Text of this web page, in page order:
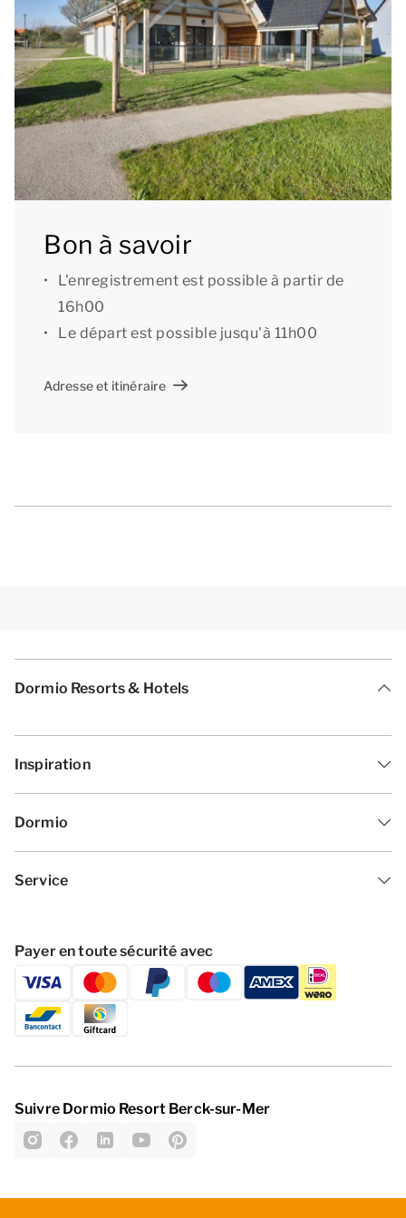
[i]La configuration de l’hébergement peut varier. Les
plans et illustrations donnent un bon aperçu mais ne
sont fournis qu’à titre indicatif.[/i]
Bon à savoir
L'enregistrement est possible à partir de
16h00
Le départ est possible jusqu'à 11h00
Adresse et itinéraire
Dormio Resorts & Hotels
Inspiration
Dormio
Service
Payer en toute sécurité avec
Suivre Dormio Resort Berck-sur-Mer